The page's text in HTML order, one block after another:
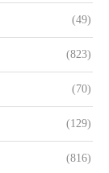
(49)
(823)
(70)
(129)
(816)